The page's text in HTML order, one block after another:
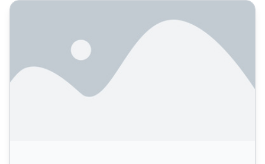
Hvordan anmeldelser påvirker AI-anbefalingssystemer